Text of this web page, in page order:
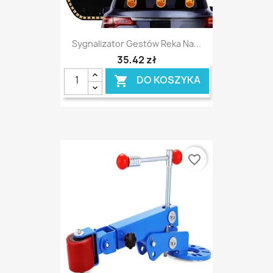
Sygnalizator Gestów Reka Na...
35,42 zł
 DO KOSZYKA
favorite_border